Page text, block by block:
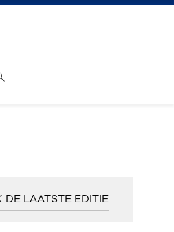
DE LAATSTE EDITIE